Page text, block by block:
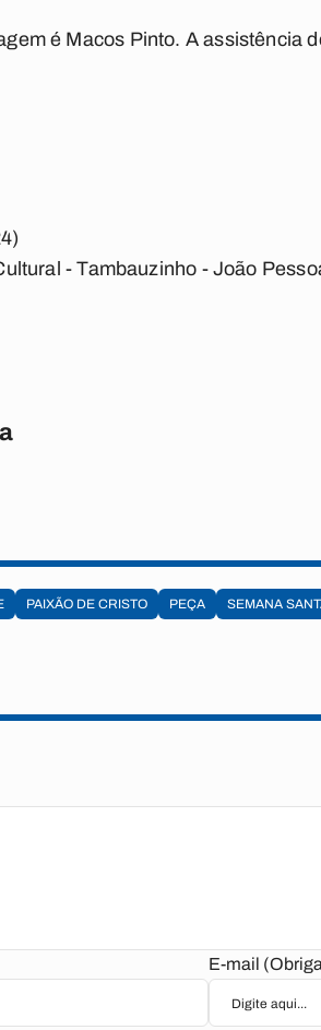
é Macos Pinto. A assistência
- Tambauzinho - João
PAIXÃO DE CRISTO PEÇA SEMANA
E-mail